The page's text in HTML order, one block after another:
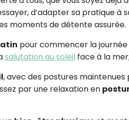
d’adapter sa pratique à
moments de détente assurée.
pour commencer la
salutation au soleil face à la
, avec des postures
par une relaxation en